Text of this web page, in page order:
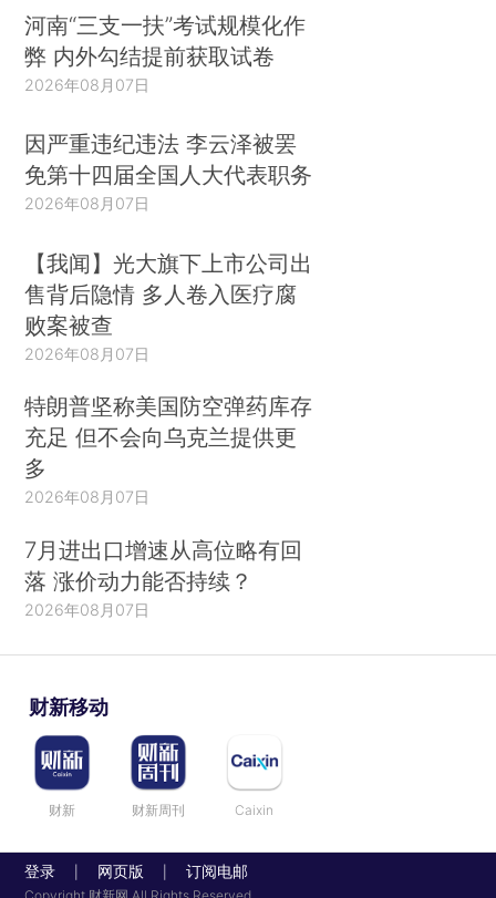
河南“三支一扶”考试规模化作
弊 内外勾结提前获取试卷
2026年08月07日
因严重违纪违法 李云泽被罢
免第十四届全国人大代表职务
2026年08月07日
【我闻】光大旗下上市公司出
售背后隐情 多人卷入医疗腐
败案被查
2026年08月07日
特朗普坚称美国防空弹药库存
充足 但不会向乌克兰提供更
多
2026年08月07日
7月进出口增速从高位略有回
落 涨价动力能否持续？
2026年08月07日
财新移动
财新 财新周刊 Caixin
登录 网页版 订阅电邮